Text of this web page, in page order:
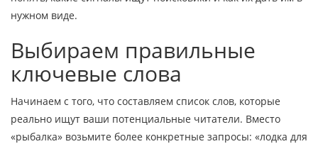
нужном виде.
Выбираем правильные
ключевые слова
Начинаем с того, что составляем список слов, которые
реально ищут ваши потенциальные читатели. Вместо
«рыбалка» возьмите более конкретные запросы: «лодка для